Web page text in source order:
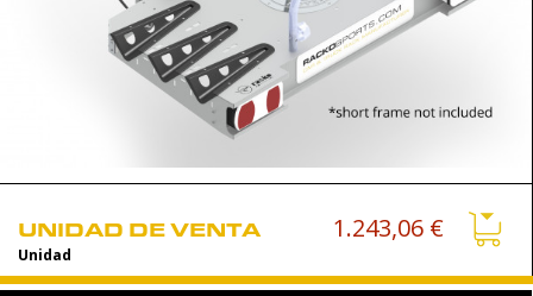
UNIDAD DE VENTA
Unidad
1.243,06 €